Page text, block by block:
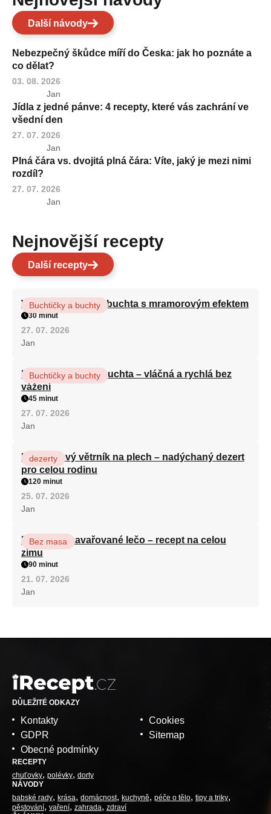
Další návody
Nebezpečný škůdce míří do Česka: jak ho poznáte a
co dělat?
03. 08. 2026
Jan
Jídla z jedné pánve: 4 recepty, které vás zachrání ve
všední den
27. 07. 2026
Jan
Plná čára vs. dvojitá plná čára: Víte, jaký je mezi nimi
rozdíl?
27. 07. 2026
Jan
Nejnovější recepty
Další recepty
Vláčná olejová litá buchta s mramorovým efektem
Buchtičky a buchty
30 minut
27. 07. 2026
Jan
Hrnková maková buchta – vláčná a rychlá bez
vážení
Buchtičky a buchty
45 minut
27. 07. 2026
Jan
Karamelový větrník na plech – nadýchaný dezert
pro celou rodinu
dezerty
120 minut
25. 07. 2026
Jan
Babiččino zavařované lečo – recept na celou
zimu
Bez masa
90 minut
21. 07. 2026
Jan
DŮLEŽITÉ ODKAZY
Kontakty
GDPR
Obecné podmínky
Cookies
Sitemap
RECEPTY
chuťovky polévky dorty
NÁVODY
babské rady krása domácnost kuchyně péče o tělo tipy a triky
pěstování vaření zahrada
zdraví